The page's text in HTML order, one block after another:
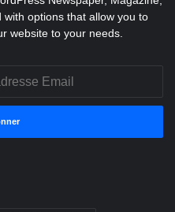
with options that allow you to
website to your needs.